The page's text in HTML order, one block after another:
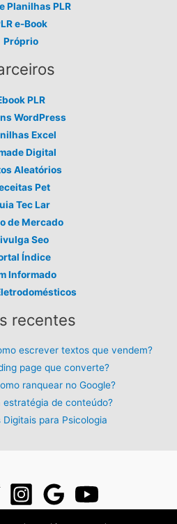
Planilhas PLR
e-Book
Próprio
PLR
WordPress
Excel
Digital
Aleatórios
Pet
Tec Lar
de Mercado
Seo
Índice
Informado
recentes
escrever textos que vendem?
page que converte?
ranquear no Google?
estratégia de conteúdo?
Digitais para Psicologia